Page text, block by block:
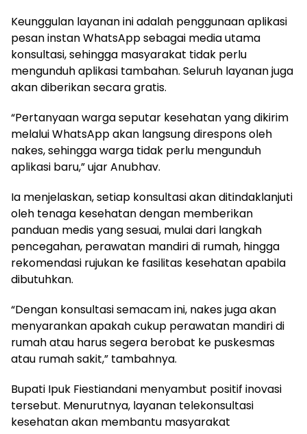
Keunggulan layanan ini adalah penggunaan aplikasi
pesan instan WhatsApp sebagai media utama
konsultasi, sehingga masyarakat tidak perlu
mengunduh aplikasi tambahan. Seluruh layanan juga
akan diberikan secara gratis.
“Pertanyaan warga seputar kesehatan yang dikirim
melalui WhatsApp akan langsung direspons oleh
nakes, sehingga warga tidak perlu mengunduh
aplikasi baru,” ujar Anubhav.
Ia menjelaskan, setiap konsultasi akan ditindaklanjuti
oleh tenaga kesehatan dengan memberikan
panduan medis yang sesuai, mulai dari langkah
pencegahan, perawatan mandiri di rumah, hingga
rekomendasi rujukan ke fasilitas kesehatan apabila
dibutuhkan.
“Dengan konsultasi semacam ini, nakes juga akan
menyarankan apakah cukup perawatan mandiri di
rumah atau harus segera berobat ke puskesmas
atau rumah sakit,” tambahnya.
Bupati Ipuk Fiestiandani menyambut positif inovasi
tersebut. Menurutnya, layanan telekonsultasi
kesehatan akan membantu masyarakat